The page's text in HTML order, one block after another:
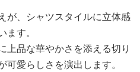
が、シャツスタイルに立体感
す。
上品な華やかさを添える切り
愛らしさを演出します。